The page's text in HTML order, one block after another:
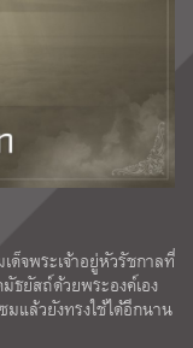
จพระเจ้าอยู่หัวรัชกาลที่
ธยัสถ์ด้วยพระองค์เอง
แล้วยังทรงใช้ได้อีกนาน